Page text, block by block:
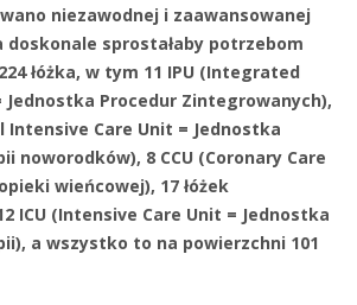
niezawodnej i zaawansowanej
sprostałaby potrzebom
łóżka, w tym 11 IPU (Integrated
Jednostka Procedur Zintegrowanych),
Intensive Care Unit = Jednostka
noworodków), 8 CCU (Coronary Care
wieńcowej), 17 łóżek
ICU (Intensive Care Unit = Jednostka
a wszystko to na powierzchni 101